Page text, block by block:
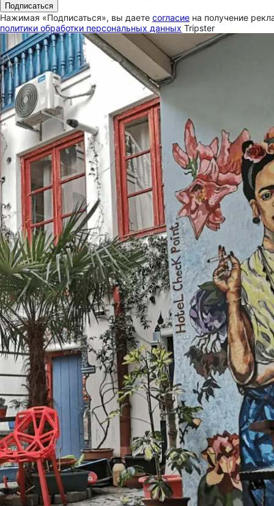
Подписаться
Нажимая «Подписаться», вы даете согласие на получение
политики обработки персональных данных Tripster